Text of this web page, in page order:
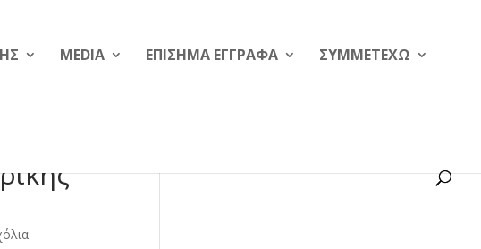
MEDIA ΕΠΙΣΗΜΑ ΕΓΓΡΑΦΑ ΣΥΜΜΕΤΕΧΩ